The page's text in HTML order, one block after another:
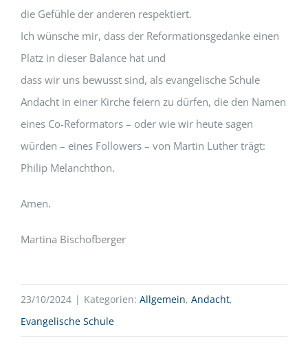
die Gefühle der anderen respektiert.
Ich wünsche mir, dass der Reformationsgedanke einen
Platz in dieser Balance hat und
dass wir uns bewusst sind, als evangelische Schule
Andacht in einer Kirche feiern zu dürfen, die den Namen
eines Co-Reformators – oder wie wir heute sagen
würden – eines Followers – von Martin Luther trägt:
Philip Melanchthon.
Amen.
Martina Bischofberger
23/10/2024 | Kategorien: Allgemein, Andacht,
Evangelische Schule